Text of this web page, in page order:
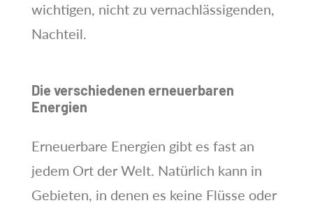
wichtigen, nicht zu vernachlässigenden,
Nachteil.
Die verschiedenen erneuerbaren
Energien
Erneuerbare Energien gibt es fast an
jedem Ort der Welt. Natürlich kann in
Gebieten, in denen es keine Flüsse oder